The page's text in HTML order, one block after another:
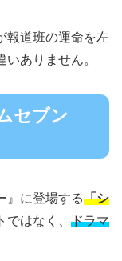
報道班の運命を左
ありません。
セブン
』に登場する「シ
はなく、 ドラマ